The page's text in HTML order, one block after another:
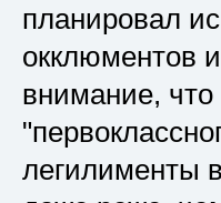
планировал
окклюментов
внимание, что
легилименты